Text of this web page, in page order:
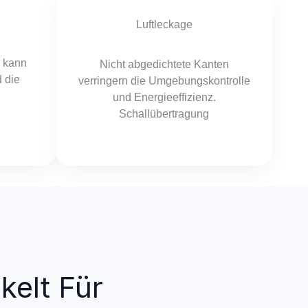
kann
die
Luftleckage
Nicht abgedichtete Kanten
verringern die Umgebungskontrolle
und Energieeffizienz.
Schallübertragung
Für